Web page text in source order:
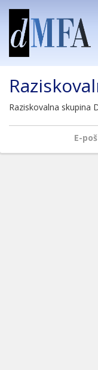
Raziskovalna skupina
E-